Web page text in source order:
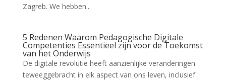
TRAINING MENU
QUALIFICATIONS
FRAMEWORK
Zagreb. We hebben...
5 Redenen Waarom Pedagogische Digitale
Competenties Essentieel zijn voor de Toekomst
van het Onderwijs
De digitale revolutie heeft aanzienlijke veranderingen
teweeggebracht in elk aspect van ons leven, inclusief